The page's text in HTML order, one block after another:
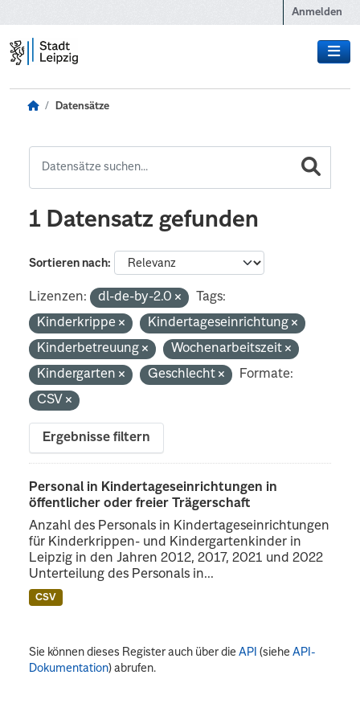
Anmelden
Datensätze
1 Datensatz gefunden
Sortieren nach
Lizenzen: dl-de-by-2.0
Tags:
Kinderkrippe
Kindertageseinrichtung
Kinderbetreuung
Wochenarbeitszeit
Kindergarten
Geschlecht
Formate:
CSV
Ergebnisse filtern
Personal in Kindertageseinrichtungen in
öffentlicher oder freier Trägerschaft
Anzahl des Personals in Kindertageseinrichtungen
für Kinderkrippen- und Kindergartenkinder in
Leipzig in den Jahren 2012, 2017, 2021 und 2022
Unterteilung des Personals in...
CSV
Sie können dieses Register auch über dieAPI (sieheAPI-
Dokumentation) abrufen.